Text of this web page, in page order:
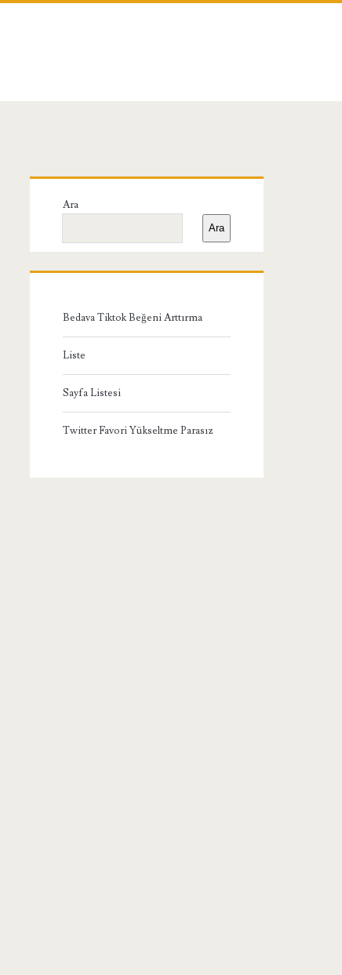
Birincil
Yan
Menü
Ara
Ara
Bedava Tiktok Beğeni Arttırma
Liste
Sayfa Listesi
Twitter Favori Yükseltme Parasız